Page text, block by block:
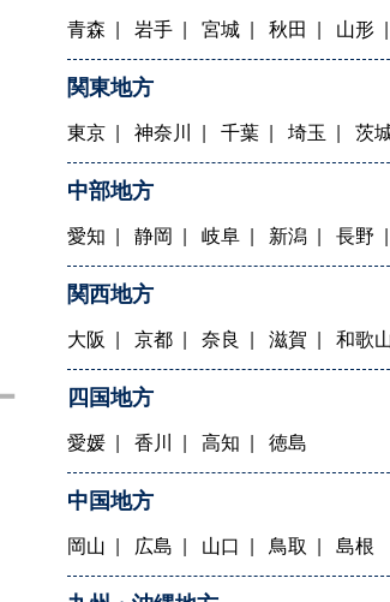
青森 岩手 宮城 秋田 山形
関東地方
東京 神奈川 千葉 埼玉 茨
中部地方
愛知 静岡 岐阜 新潟 長野
関西地方
大阪 京都 奈良 滋賀 和歌
四国地方
愛媛 香川 高知 徳島
中国地方
岡山 広島 山口 鳥取 島根